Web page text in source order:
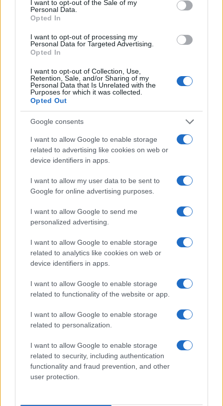
I want to opt-out of the Sale of my
Personal Data.
Opted In
I want to opt-out of processing my
Personal Data for Targeted Advertising.
Opted In
I want to opt-out of Collection, Use,
Retention, Sale, and/or Sharing of my
Personal Data that Is Unrelated with the
Purposes for which it was collected.
Opted Out
Google consents
I want to allow Google to enable storage
related to advertising like cookies on web or
device identifiers in apps.
I want to allow my user data to be sent to
Google for online advertising purposes.
I want to allow Google to send me
personalized advertising.
I want to allow Google to enable storage
related to analytics like cookies on web or
device identifiers in apps.
I want to allow Google to enable storage
related to functionality of the website or app.
I want to allow Google to enable storage
related to personalization.
I want to allow Google to enable storage
related to security, including authentication
functionality and fraud prevention, and other
user protection.
razlag, brez zanimanja za mnenje mladostnika, lahko
pijač pri mladostnikih.
Vir: STA
Opozorilo:Po 297. členu Kazenskega zakonika je
posameznik kazensko odgovoren za javno spodbujanje
sovraštva, nasilja ali nestrpnosti. Komentarji z žaljivimi,
rasističnimi, diskriminatornimi ali nezakonitimi vsebinami bodo
odstranjeni. Pravila komentiranja →
Failed to fetch
Kategorije: Novice
Ključne besede: alkohol
mladostniki
Več iz kategorije Novice